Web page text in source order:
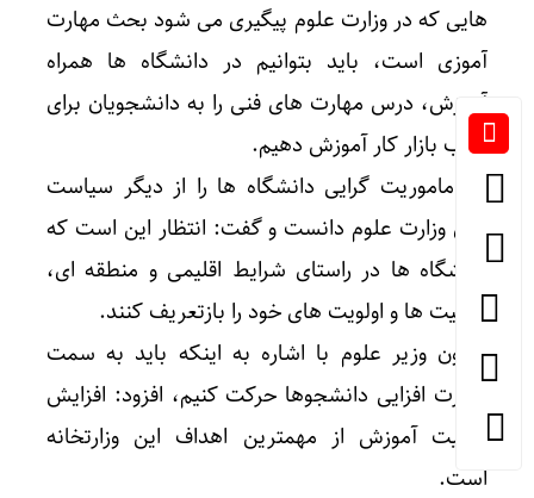
هایی که در وزارت علوم پیگیری می شود بحث مهارت
آموزی است، باید بتوانیم در دانشگاه ها همراه
آموزش، درس مهارت های فنی را به دانشجویان برای
جذب بازار کار آموزش دهیم.
وی ماموریت گرایی دانشگاه ها را از دیگر سیاست
های وزارت علوم دانست و گفت: انتظار این است که
دانشگاه ها در راستای شرایط اقلیمی و منطقه ای،
فعالیت ها و اولویت های خود را بازتعریف کنند.
معاون وزیر علوم با اشاره به اینکه باید به سمت
مهارت افزایی دانشجوها حرکت کنیم، افزود: افزایش
کیفیت آموزش از مهمترین اهداف این وزارتخانه
است.